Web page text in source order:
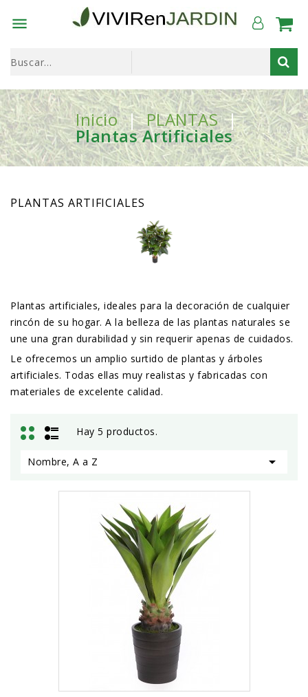

Inicio PLANTAS
Plantas Artificiales
PLANTAS ARTIFICIALES
Plantas artificiales, ideales para la decoración de cualquier
rincón de su hogar. A la belleza de las plantas naturales se
une una gran durabilidad y sin requerir apenas de cuidados.
Le ofrecemos un amplio surtido de plantas y árboles
artificiales. Todas ellas muy realistas y fabricadas con
materiales de excelente calidad.
Hay 5 productos.
Nombre, A a Z 